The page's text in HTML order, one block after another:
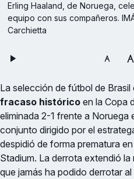
Erling Haaland, de Noruega,
equipo con sus compañeros.
Carchietta
La selección de fútbol de
fracaso histórico en la Copa
eliminada 2-1 frente a Noruega
conjunto dirigido por el
despidió de forma prematura
Stadium. La derrota extendió
que jamás ha podido derrotar